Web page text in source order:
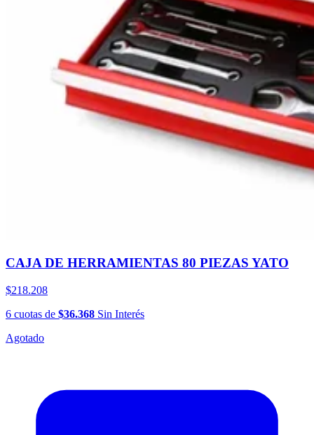
CAJA DE HERRAMIENTAS 80 PIEZAS YATO
$218.208
6 cuotas de $36.368 Sin Interés
Agotado